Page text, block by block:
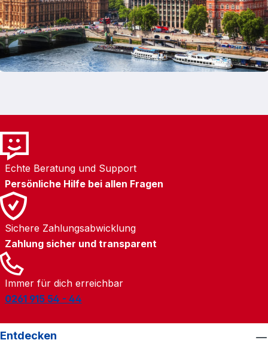
Ankunftstag Vorteile des Stansted Express:
Schnellste Verbindung vom Flughafen ins
Zentrum Hohe Taktfrequenz und klare
Planbarkeit Viel Platz für Gepäck Ideal für
frühe oder späte Flugzeiten
Echte Beratung und Support
Persönliche Hilfe bei allen Fragen
Sichere Zahlungsabwicklung
Zahlung sicher und transparent
Immer für dich erreichbar
0261 915 54 - 44
Entdecken